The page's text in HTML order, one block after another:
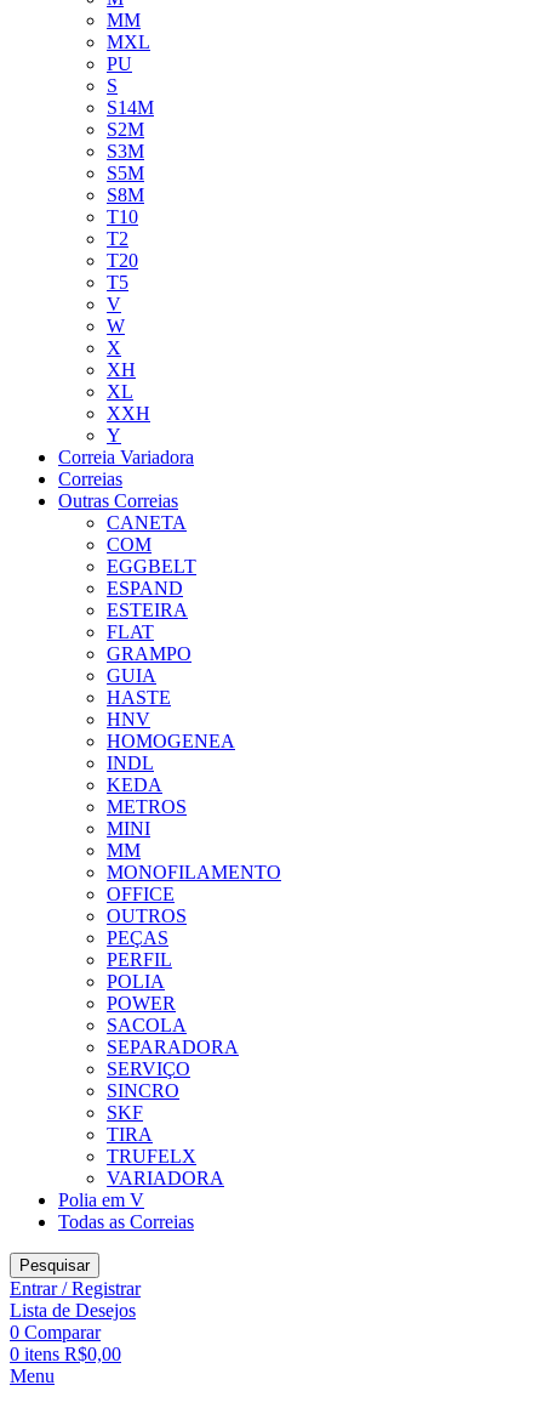
MM
MXL
PU
S
S14M
S2M
S3M
S5M
S8M
T10
T2
T20
T5
V
W
X
XH
XL
XXH
Y
Correia Variadora
Correias
Outras Correias
CANETA
COM
EGGBELT
ESPAND
ESTEIRA
FLAT
GRAMPO
GUIA
HASTE
HNV
HOMOGENEA
INDL
KEDA
METROS
MINI
MM
MONOFILAMENTO
OFFICE
OUTROS
PEÇAS
PERFIL
POLIA
POWER
SACOLA
SEPARADORA
SERVIÇO
SINCRO
SKF
TIRA
TRUFELX
VARIADORA
Polia em V
Todas as Correias
Pesquisar
Entrar / Registrar
Lista de Desejos
0 Comparar
0 itens R$0,00
Menu